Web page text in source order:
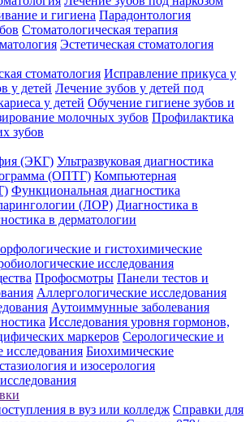
и гигиена Парадонтология
Стоматологическая терапия
Эстетическая стоматология
стоматология Исправление прикуса у
у детей Лечение зубов у детей под
у детей Обучение гигиене зубов и
молочных зубов Профилактика
зубов
(ЭКГ) Ультразвуковая диагностика
(ОПТГ) Компьютерная
Функциональная диагностика
(ЛОР) Диагностика в
в дерматологии
и гистохимические
исследования
Профосмотры Панели тестов и
Аллергологические исследования
Аутоиммунные заболевания
Исследования уровня гормонов,
маркеров Серологические и
Биохимические
и изосерология
в вуз или колледж Справки для